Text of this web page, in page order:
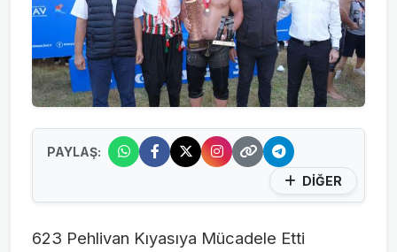
PAYLAŞ:
DİĞER
623 Pehlivan Kıyasıya Mücadele Etti